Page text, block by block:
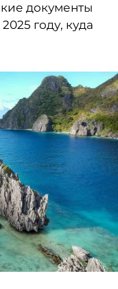
документы
году, куда